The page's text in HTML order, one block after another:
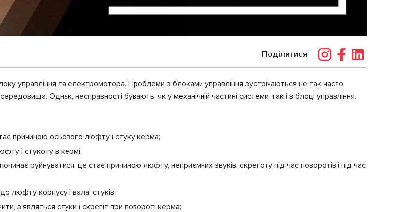
Поділитися
управління та електромотора. Проблеми з блоками управління зустрічаються не так часто,
Однак, несправності бувають, як у механічній частині системи, так і в блоці управління.
причиною осьового люфту і стуку керма;
і стукоту в кермі;
руйнуватися, це стає причиною люфту, неприємних звуків, скреготу під час поворотів і під час
люфту корпусу і вала, стуків;
з'являться стуки і скрегіт при повороті керма;